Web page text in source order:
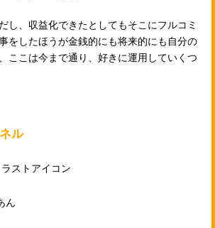
し、収益化できたとしてもそこにフルコミ
をしたほうが金銭的にも将来的にも自分の
ここは今まで通り、好きに運用していくつ
ル
ストアイコン
ん